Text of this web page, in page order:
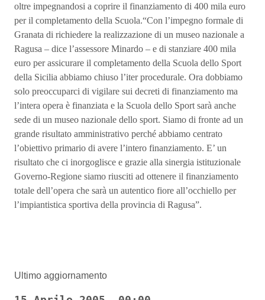
oltre impegnandosi a coprire il finanziamento di 400 mila euro
per il completamento della Scuola.“Con l’impegno formale di
Granata di richiedere la realizzazione di un museo nazionale a
Ragusa – dice l’assessore Minardo – e di stanziare 400 mila
euro per assicurare il completamento della Scuola dello Sport
della Sicilia abbiamo chiuso l’iter procedurale. Ora dobbiamo
solo preoccuparci di vigilare sui decreti di finanziamento ma
l’intera opera è finanziata e la Scuola dello Sport sarà anche
sede di un museo nazionale dello sport. Siamo di fronte ad un
grande risultato amministrativo perché abbiamo centrato
l’obiettivo primario di avere l’intero finanziamento. E’ un
risultato che ci inorgoglisce e grazie alla sinergia istituzionale
Governo-Regione siamo riusciti ad ottenere il finanziamento
totale dell’opera che sarà un autentico fiore all’occhiello per
l’impiantistica sportiva della provincia di Ragusa”.
Ultimo aggiornamento